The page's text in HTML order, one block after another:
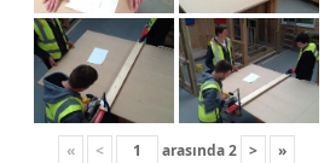
« < arasında2 > »